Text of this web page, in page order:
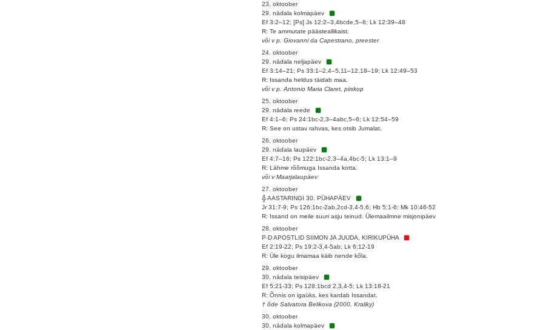
23. oktoober
29. nädala kolmapäev
Ef 3:2–12; [Ps] Js 12:2–3,4bcde,5–6; Lk 12:39–48
R: Te ammutate päästeallikaist.
või v p. Giovanni da Capestrano, preester
24. oktoober
29. nädala neljapäev
Ef 3:14–21; Ps 33:1–2,4–5,11–12,18–19; Lk 12:49–53
R: Issanda heldus täidab maa.
või v p. Antonio Maria Claret, piiskop
25. oktoober
29. nädala reede
Ef 4:1–6; Ps 24:1bc-2,3–4abc,5–6; Lk 12:54–59
R: See on ustav rahvas, kes otsib Jumalat.
26. oktoober
29. nädala laupäev
Ef 4:7–16; Ps 122:1bc-2,3–4a,4bc-5; Lk 13:1–9
R: Lähme rõõmuga Issanda kotta.
või v Maarjalaupäev
27. oktoober
╬ AASTARINGI 30. PÜHAPÄEV
Jr 31:7-9; Ps 126:1bc-2ab,2cd-3,4-5,6; Hb 5:1-6; Mk 10:46-52
R: Issand on meile suuri asju teinud. Ülemaailmne misjonipäev
28. oktoober
P-D APOSTLID SIIMON JA JUUDA, KIRIKUPÜHA
Ef 2:19-22; Ps 19:2-3,4-5ab; Lk 6:12-19
R: Üle kogu ilmamaa käib nende kõla.
29. oktoober
30. nädala teisipäev
Ef 5:21-33; Ps 128:1bcd 2,3,4-5; Lk 13:18-21
R: Õnnis on igaüks, kes kardab Issandat.
† õde Salvatora Belikova (2000, Kraliky)
30. oktoober
30. nädala kolmapäev